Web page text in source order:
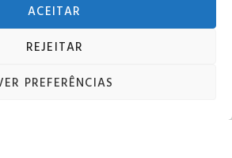
ACEITAR
REJEITAR
PREFERÊNCIAS